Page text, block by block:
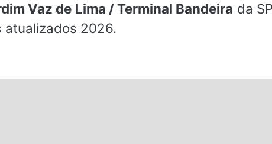
Vaz de Lima / Terminal Bandeira da
atualizados 2026.